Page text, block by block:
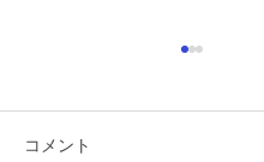
コメント